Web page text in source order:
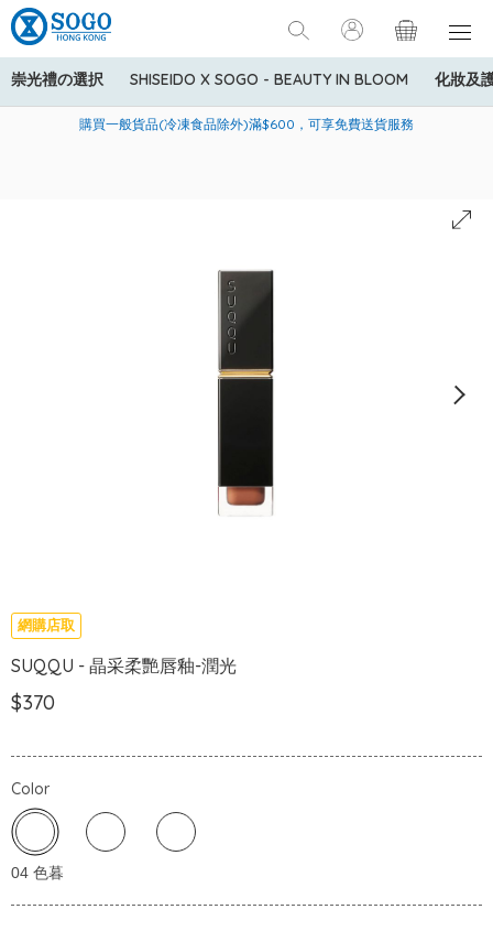
崇光禮の選択 SHISEIDO X SOGO - BEAUTY IN BLOOM 化妝及
美國運通Explorer®信用卡會員購物禮遇：高達5%簽賬回贈！
購買一般貨品(冷凍食品除外)滿$600，可享免費送貨服務
寄送中國內地服務只適用於指定商品，若訂單金額少於HK$600(折
網購店取
SUQQU - 晶采柔艷唇釉-潤光
$370
Color